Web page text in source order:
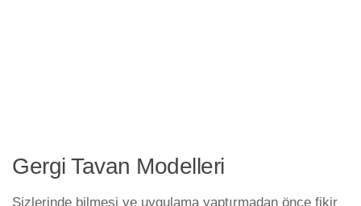
Gergi Tavan Modelleri
Sizlerinde bilmesi ve uygulama yaptırmadan önce fikir